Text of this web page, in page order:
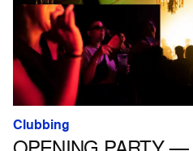
Clubbing